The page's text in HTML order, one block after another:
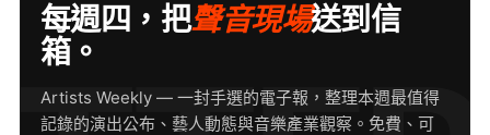
每週四，把聲音現場送到信
箱。
Artists Weekly — 一封手選的電子報，整理本週最值得
記錄的演出公布、藝人動態與音樂產業觀察。免費、可